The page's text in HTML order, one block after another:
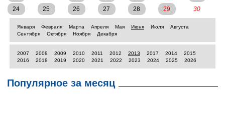
24
25 26 27 28 29 30
Января Февраля Марта Апреля Мая Июня Июля
Августа
Сентября
Октября Ноября Декабря
2007 2008 2009 2010 2011 2012 2013 2017 2014
2015
2016
2018 2019 2020 2021 2022 2023 2024 2025 2026
Популярное за месяц